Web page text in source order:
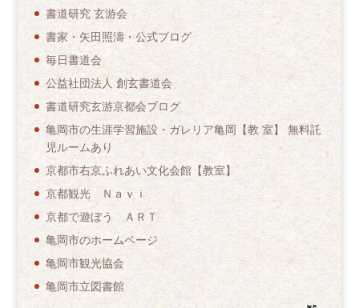
書道研究 玄游会
書家・矢田照濤・公式ブログ
毎日書道会
公益社団法人 創玄書道会
書道研究玄游京都会ブログ
亀岡市の生涯学習施設・ガレリア亀岡【教 室】 無料託
児ルームあり
京都市右京ふれあい文化会館【教室】
京都観光 Ｎａｖｉ
京都で遊ぼう ＡＲＴ
亀岡市のホームページ
亀岡市観光協会
亀岡市立図書館